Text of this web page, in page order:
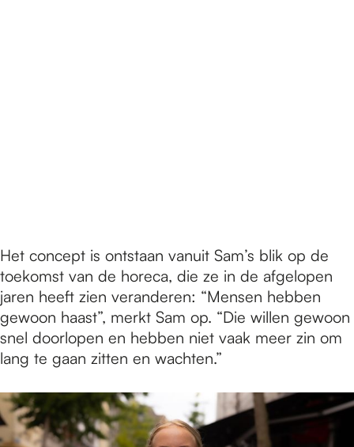
Het concept is ontstaan vanuit Sam’s blik op de
toekomst van de horeca, die ze in de afgelopen
jaren heeft zien veranderen: “Mensen hebben
gewoon haast”, merkt Sam op. “Die willen gewoon
snel doorlopen en hebben niet vaak meer zin om
lang te gaan zitten en wachten.”